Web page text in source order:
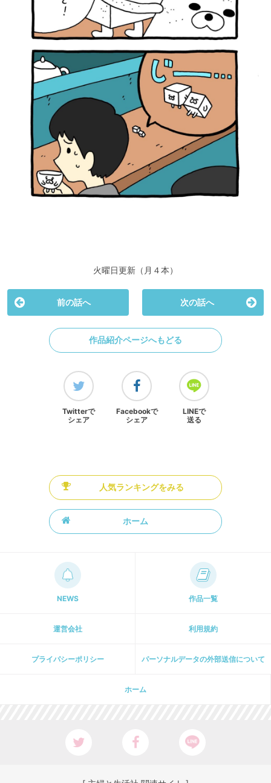
火曜日更新（月４本）
前の話へ 次の話へ
作品紹介ページへもどる
Twitterで
シェア
Facebookで
シェア
LINEで
送る
人気ランキングをみる
ホーム
NEWS 作品一覧
運営会社 利用規約
プライパシーポリシー パーソナルデータの外部送信について
ホーム